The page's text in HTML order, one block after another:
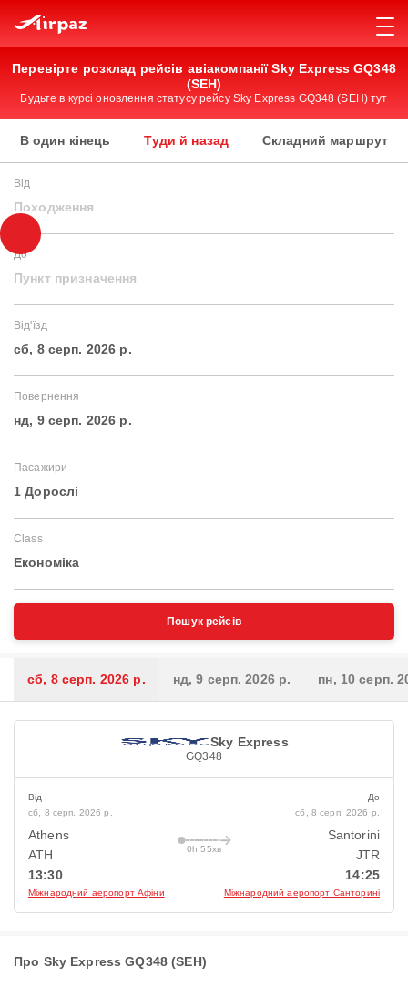
Перевірте розклад рейсів авіакомпанії Sky Express GQ348
(SEH)
Будьте в курсі оновлення статусу рейсу Sky Express GQ348 (SEH) тут
В один кінець Туди й назад Складний маршрут
Від
Походження
До
Пункт призначення
Від'їзд
сб, 8 серп. 2026 р.
Повернення
нд, 9 серп. 2026 р.
Пасажири
1 Дорослі
Class
Економіка
Пошук рейсів
сб, 8 серп. 2026 р. нд, 9 серп. 2026 р. пн, 10 серп.
Sky Express
GQ348
Від
сб, 8 серп. 2026 р.
Athens
ATH
13:30
Міжнародний аеропорт Афіни
0h 55хв
До
сб, 8 серп. 2026 р.
Santorini
JTR
14:25
Міжнародний аеропорт Санторині
Про Sky Express GQ348 (SEH)